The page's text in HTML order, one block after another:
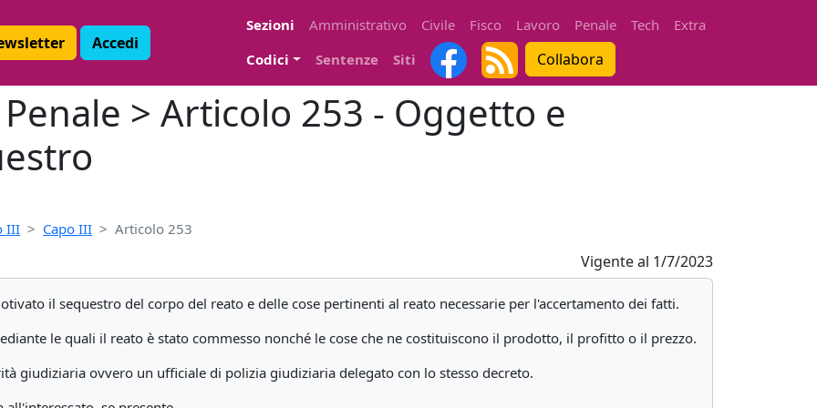
Accedi
Sezioni Amministrativo Civile Fisco Lavoro Penale Tech
Extra
Codici
Sentenze Siti Collabora
> Articolo 253 - Oggetto e
III Capo III Articolo 253
Vigente al 1/7/2023
il sequestro del corpo del reato e delle cose pertinenti al reato necessarie per l'accertamento dei fatti.
le quali il reato è stato commesso nonché le cose che ne costituiscono il prodotto, il profitto o il prezzo.
giudiziaria ovvero un ufficiale di polizia giudiziaria delegato con lo stesso decreto.